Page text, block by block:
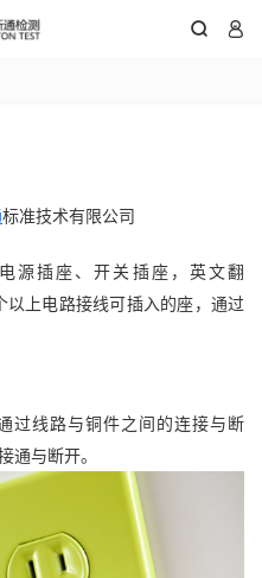
 
标准技术有限公司
源插座、开关插座，英文翻
上电路接线可插入的座，通过
线路与铜件之间的连接与断
通与断开。